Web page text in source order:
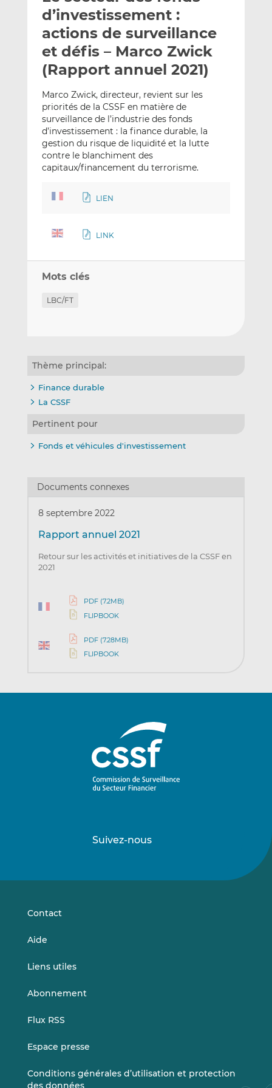
e
r
p
a
r
m
a
i
l
g
e
r
s
u
L
i
n
k
e
d
g
e
r
s
u
F
a
c
e
b
o
d’investissement :
actions de surveillance
et défis – Marco Zwick
(Rapport annuel 2021)
Marco Zwick, directeur, revient sur les
priorités de la CSSF en matière de
surveillance de l’industrie des fonds
d’investissement : la finance durable, la
gestion du risque de liquidité et la lutte
contre le blanchiment des
capitaux/financement du terrorisme.
LIEN
LINK
Mots clés
LBC/FT
Thème principal:
Finance durable
La CSSF
Pertinent pour
Fonds et véhicules d'investissement
Documents connexes
8 septembre 2022
Rapport annuel 2021
Retour sur les activités et initiatives de la CSSF en
2021
PDF (7.2MB)
FLIPBOOK
PDF (7.28MB)
FLIPBOOK
Suivez-nous
sursur
Contact
Aide
Liens utiles
Abonnement
Flux RSS
Espace presse
Conditions générales d’utilisation et protection
des données